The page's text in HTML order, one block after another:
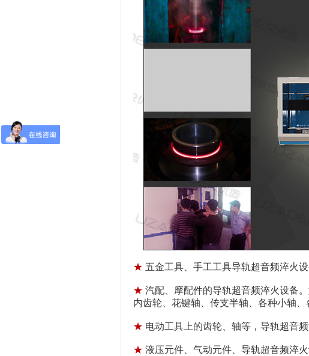
★ 五金工具、手工工具导轨超音频淬火
★ 汽配、摩配件的导轨超音频淬火设备
内齿轮、花键轴、传支半轴、各种小轴
★ 电动工具上的齿轮、轴等，导轨超音
★ 液压元件、气动元件、导轨超音频淬